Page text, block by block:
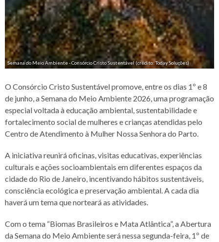
Semana do Meio Ambiente - Consórcio Cristo Sustentável (crédito: Today Soluções)
O Consórcio Cristo Sustentável promove, entre os dias 1º e 8
de junho, a Semana do Meio Ambiente 2026, uma programação
especial voltada à educação ambiental, sustentabilidade e
fortalecimento social de mulheres e crianças atendidas pelo
Centro de Atendimento à Mulher Nossa Senhora do Parto.
A iniciativa reunirá oficinas, visitas educativas, experiências
culturais e ações socioambientais em diferentes espaços da
cidade do Rio de Janeiro, incentivando hábitos sustentáveis,
consciência ecológica e preservação ambiental. A cada dia
haverá um tema que norteará as atividades.
Com o tema “Biomas Brasileiros e Mata Atlântica”, a Abertura
da Semana do Meio Ambiente será nessa segunda-feira, 1º de